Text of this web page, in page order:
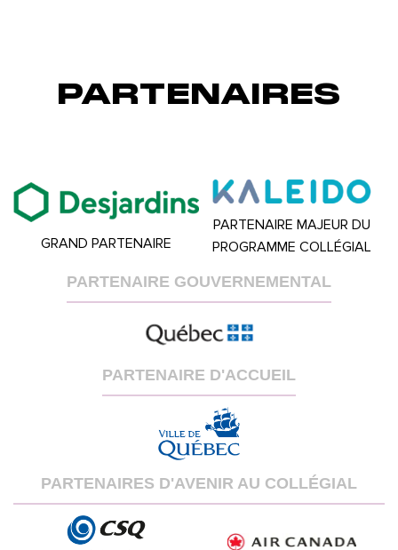
PARTENAIRES
GRAND PARTENAIRE
PARTENAIRE MAJEUR DU
PROGRAMME COLLÉGIAL
PARTENAIRE GOUVERNEMENTAL
PARTENAIRE D'ACCUEIL
PARTENAIRES D'AVENIR AU COLLÉGIAL